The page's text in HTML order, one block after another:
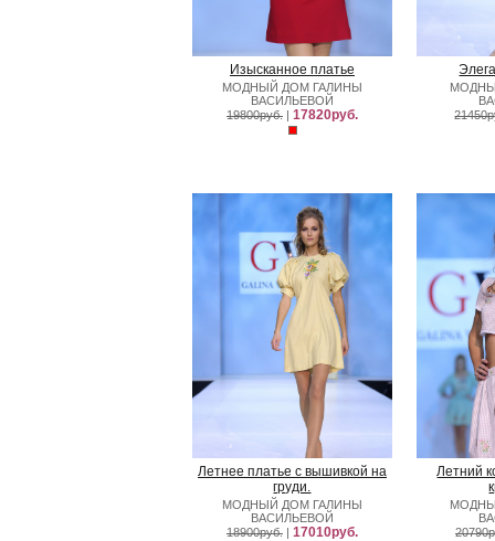
Изысканное платье
МОДНЫЙ ДОМ ГАЛИНЫ
ВАСИЛЬЕВОЙ
19800руб. | 17820руб.
Летнее платье с вышивкой на
груди.
МОДНЫЙ ДОМ ГАЛИНЫ
ВАСИЛЬЕВОЙ
18900руб. | 17010руб.
Летний